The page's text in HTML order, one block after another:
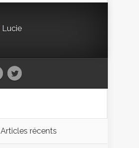
Lucie
Articles récents